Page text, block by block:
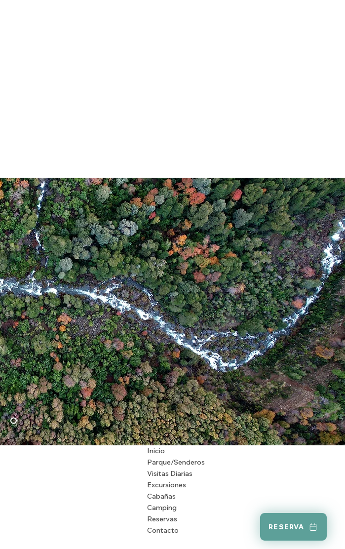
RESERVA
Inicio
Parque/Senderos
Visitas Diarias
Excursiones
Cabañas
Camping
Reservas
Contacto